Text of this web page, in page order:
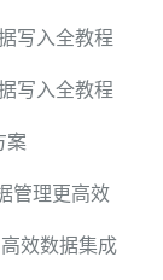
写入全教程
写入全教程
案
管理更高效
效数据集成